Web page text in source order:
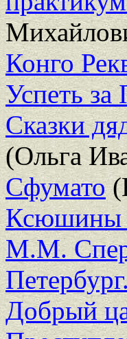
Конго
Успеть за
Сказки
(Ольга
Сфумато
Ксюшины
М.М.
Добрый